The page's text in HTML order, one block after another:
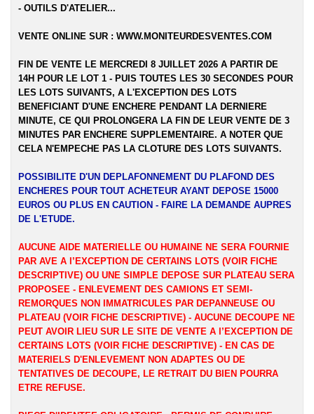
- OUTILS D'ATELIER...
VENTE ONLINE SUR : WWW.MONITEURDESVENTES.COM
FIN DE VENTE LE MERCREDI 8 JUILLET 2026 A PARTIR DE
14H POUR LE LOT 1 - PUIS TOUTES LES 30 SECONDES POUR
LES LOTS SUIVANTS, A L'EXCEPTION DES LOTS
BENEFICIANT D'UNE ENCHERE PENDANT LA DERNIERE
MINUTE, CE QUI PROLONGERA LA FIN DE LEUR VENTE DE 3
MINUTES PAR ENCHERE SUPPLEMENTAIRE. A NOTER QUE
CELA N'EMPECHE PAS LA CLOTURE DES LOTS SUIVANTS.
POSSIBILITE D'UN DEPLAFONNEMENT DU PLAFOND DES
ENCHERES POUR TOUT ACHETEUR AYANT DEPOSE 15000
EUROS OU PLUS EN CAUTION - FAIRE LA DEMANDE AUPRES
DE L'ETUDE.
AUCUNE AIDE MATERIELLE OU HUMAINE NE SERA FOURNIE
PAR AVE A l’EXCEPTION DE CERTAINS LOTS (VOIR FICHE
DESCRIPTIVE) OU UNE SIMPLE DEPOSE SUR PLATEAU SERA
PROPOSEE - ENLEVEMENT DES CAMIONS ET SEMI-
REMORQUES NON IMMATRICULES PAR DEPANNEUSE OU
PLATEAU (VOIR FICHE DESCRIPTIVE) - AUCUNE DECOUPE NE
PEUT AVOIR LIEU SUR LE SITE DE VENTE A l’EXCEPTION DE
CERTAINS LOTS (VOIR FICHE DESCRIPTIVE) - EN CAS DE
MATERIELS D'ENLEVEMENT NON ADAPTES OU DE
TENTATIVES DE DECOUPE, LE RETRAIT DU BIEN POURRA
ETRE REFUSE.